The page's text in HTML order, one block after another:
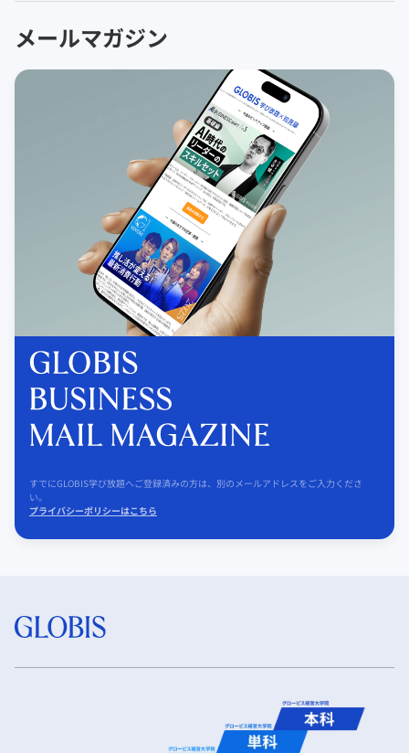
メールマガジン
すでにGLOBIS学び放題へご登録済みの方は、別のメールアドレスをご入力くださ
い。
プライバシーポリシーはこちら